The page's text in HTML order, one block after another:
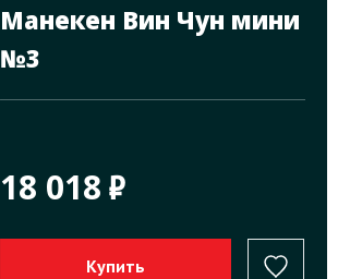
Манекен Вин Чун мини
№3
18 018